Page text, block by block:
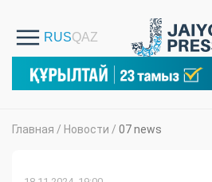
Главная / Новости / 07 news